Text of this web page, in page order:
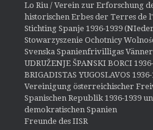
Lo Riu / Verein zur Erforschung
historischen Erbes der Terres de
Stichting Spanje 1936-1939
Stowarzyszenie Ochotnicy
Svenska Spanienfrivilligas
UDRUŽENJE ŠPANSKI BORCI
BRIGADISTAS YUGOSLAVOS
Vereinigung österreichischer
Spanischen Republik 1936-1939
demokratischen Spanien
Freunde des IISR